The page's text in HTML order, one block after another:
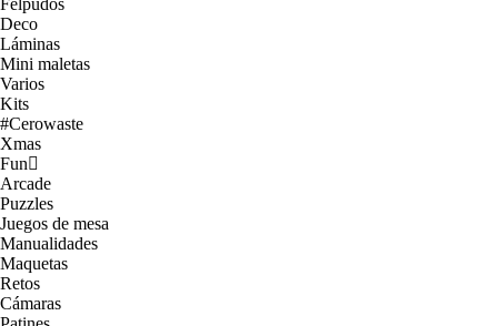
Felpudos
Deco
Láminas
Mini maletas
Varios
Kits
#Cerowaste
Xmas
Fun
Arcade
Puzzles
Juegos de mesa
Manualidades
Maquetas
Retos
Cámaras